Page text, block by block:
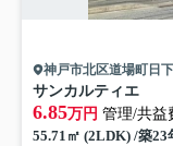
神戸市北区道場町日
サンカルティエ
6.85万円 管理/共益
55.71㎡ (2LDK) /築23